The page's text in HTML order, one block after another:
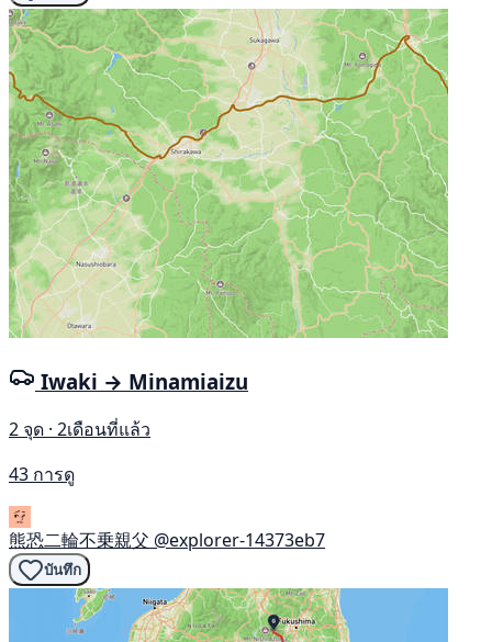
Iwaki → Minamiaizu
2 จุด · 2เดือนที่แล้ว
43 การดู
熊恐二輪不乗親父 @explorer-14373eb7
บันทึก